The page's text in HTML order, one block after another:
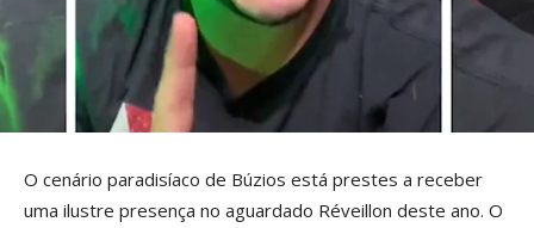
O cenário paradisíaco de Búzios está prestes a receber
uma ilustre presença no aguardado Réveillon deste ano. O